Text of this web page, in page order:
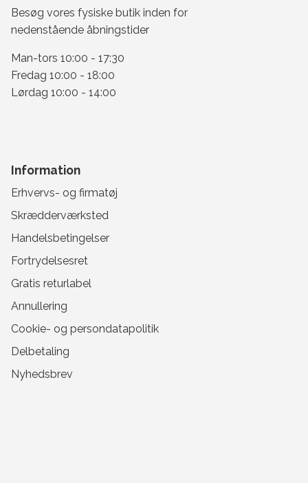
Besøg vores fysiske butik inden for
nedenstående åbningstider
Man-tors 10:00 - 17:30
Fredag 10:00 - 18:00
Lørdag 10:00 - 14:00
Information
Erhvervs- og firmatøj
Skrædderværksted
Handelsbetingelser
Fortrydelsesret
Gratis returlabel
Annullering
Cookie- og persondatapolitik
Delbetaling
Nyhedsbrev